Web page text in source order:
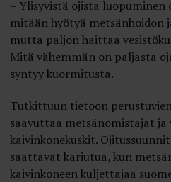
– Ylisyvistä ojista luopuminen
mitään hyötyä metsänhoidon
mutta paljon haittaa
Mitä vähemmän on paljasta
syntyy kuormitusta.
Tutkittuun tietoon
saavuttaa metsänomistajat ja
kaivinkonekuskit.
saattavat kariutua, kun
kaivinkoneen kuljettajaa